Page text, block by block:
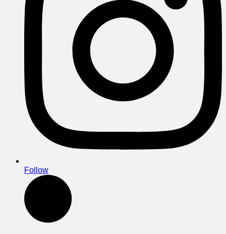
Follow